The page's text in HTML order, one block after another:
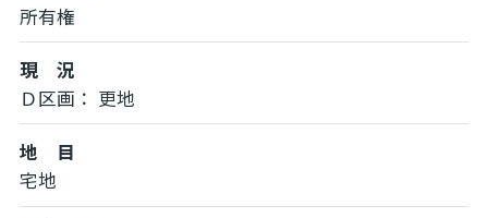
所有権
現 況
Ｄ区画： 更地
地 目
宅地